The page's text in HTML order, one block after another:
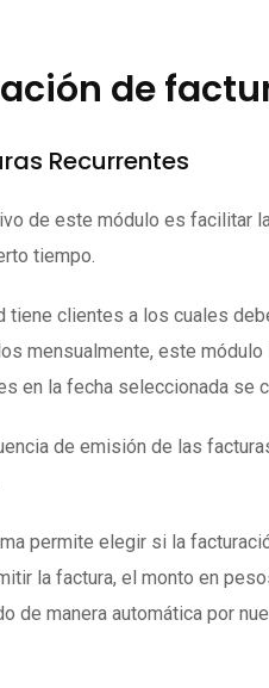
de
Recurrentes
de este módulo es facilitar
tiempo.
tiene clientes a los cuales
mensualmente, este
en la fecha seleccionada se
de emisión de las
permite elegir si la
la factura, el monto en
de manera automática por